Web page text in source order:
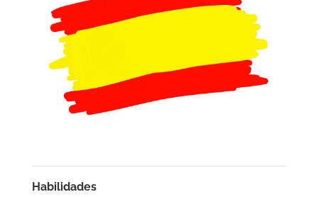
Habilidades